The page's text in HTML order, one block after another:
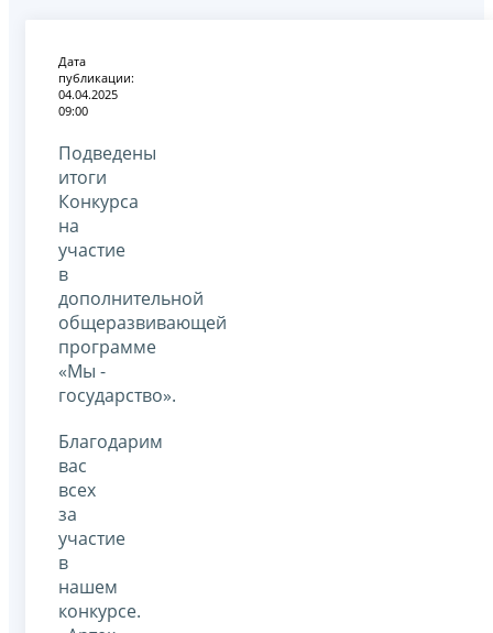
Дата
публикации:
04.04.2025
09:00
Подведены
итоги
Конкурса
на
участие
в
дополнительной
общеразвивающей
программе
«Мы -
государство».
Благодарим
вас
всех
за
участие
в
нашем
конкурсе.